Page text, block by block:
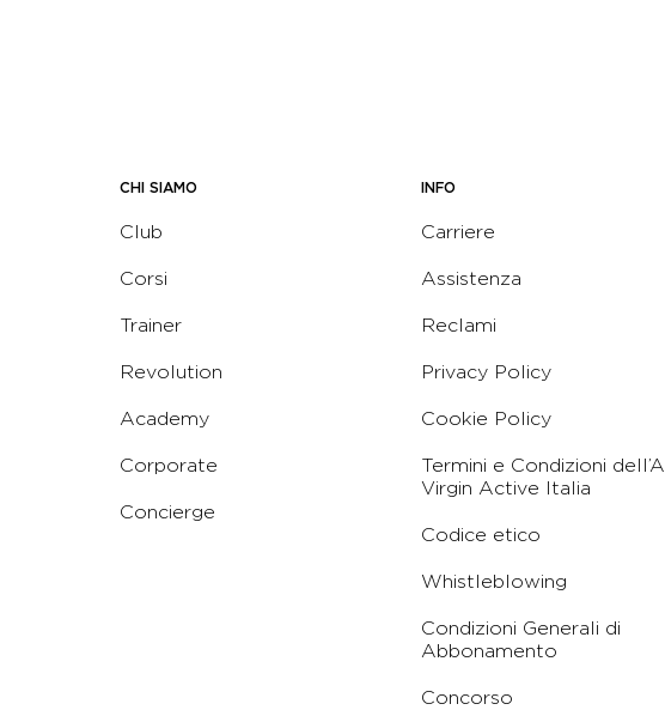
CHI SIAMO
Club
Corsi
Trainer
Revolution
Academy
Corporate
Concierge
INFO
Carriere
Assistenza
Reclami
Privacy Policy
Cookie Policy
Termini e Condizioni
Virgin Active Italia
Codice etico
Whistleblowing
Condizioni Generali di
Abbonamento
Concorso